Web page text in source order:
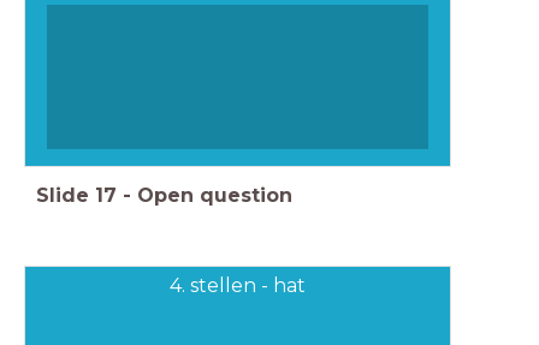
Slide 17 - Open question
4. stellen - hat